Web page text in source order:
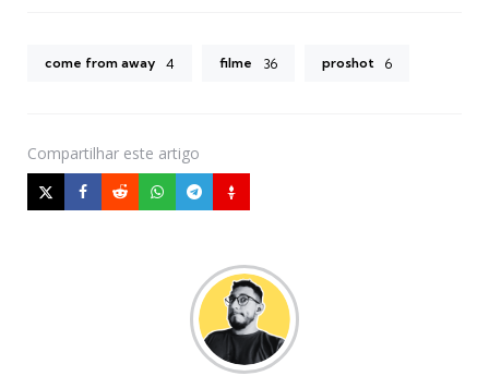
come from away 4 filme 36 proshot 6
Compartilhar este artigo